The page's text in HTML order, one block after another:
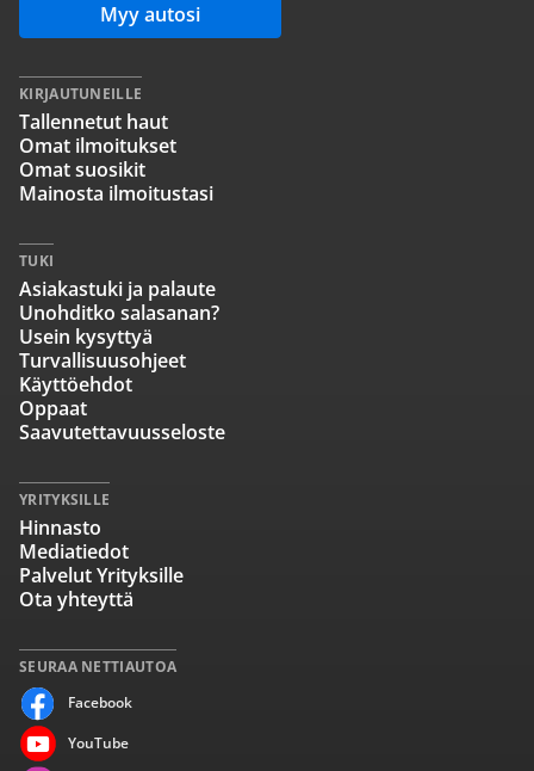
Myy autosi
SEURAA NETTIAUTOA
Facebook
YouTube
KIRJAUTUNEILLE
Tallennetut haut
Omat ilmoitukset
Omat suosikit
Mainosta ilmoitustasi
TUKI
Asiakastuki ja palaute
Unohditko salasanan?
Usein kysyttyä
Turvallisuusohjeet
Käyttöehdot
Oppaat
Saavutettavuusseloste
YRITYKSILLE
Hinnasto
Mediatiedot
Palvelut Yrityksille
Ota yhteyttä